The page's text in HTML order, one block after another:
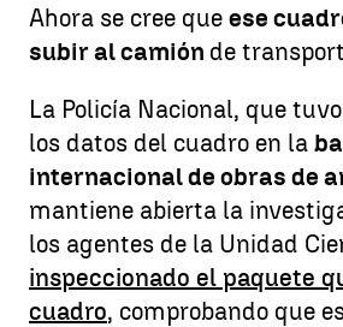
Ahora se cree que ese
subir al camión de
La Policía Nacional, que
los datos del cuadro en la
internacional de obras de
mantiene abierta la
los agentes de la Unidad
inspeccionado el paquete
cuadro, comprobando que